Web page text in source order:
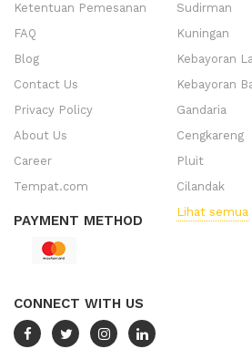
Ketentuan Pemesanan
FAQ
Blog
Contact Us
Privacy Policy
About Us
Career
Tempat.com
PAYMENT METHOD
CONNECT WITH US
Sudirman
Kuningan
Kebayoran
Kebayoran
Gandaria
Cengkareng
Pluit
Cilandak
Lihat semua